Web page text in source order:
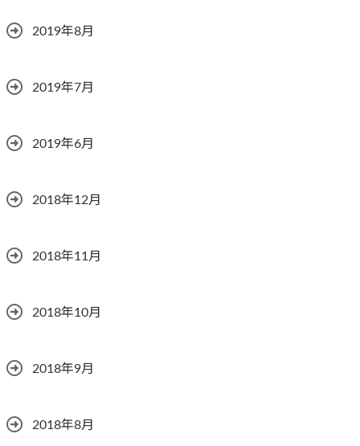
2019年8月
2019年7月
2019年6月
2018年12月
2018年11月
2018年10月
2018年9月
2018年8月